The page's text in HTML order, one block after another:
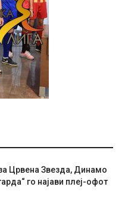
Црвена Звезда, Динамо
го најави плеј-офот